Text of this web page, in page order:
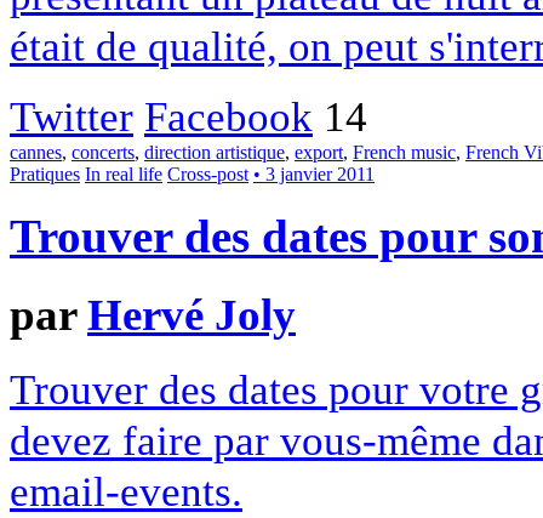
était de qualité, on peut
Twitter Facebook 14
cannes, concerts, direction artistique, export, French music, French
Pratiques In real life Cross-post • 3 janvier 2011
Trouver des dates pour
parHervé Joly
Trouver des dates pour votre
devez faire par vous-même
email-events.